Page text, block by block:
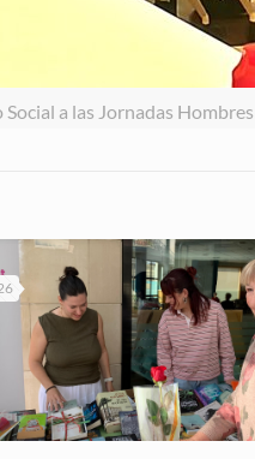
Social a las Jornadas